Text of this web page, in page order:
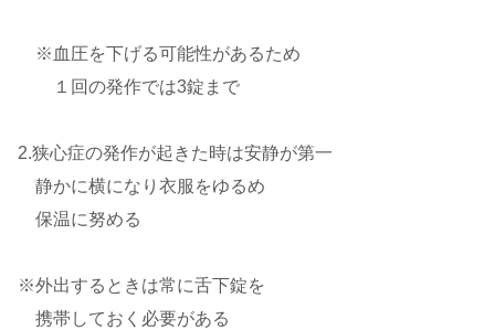
※血圧を下げる可能性があるため
１回の発作では3錠まで
2.狭心症の発作が起きた時は安静が第一
静かに横になり衣服をゆるめ
保温に努める
※外出するときは常に舌下錠を
携帯しておく必要がある